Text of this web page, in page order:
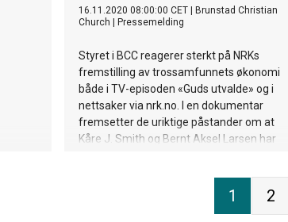
16.11.2020 08:00:00 CET
Brunstad Christian
Church
Pressemelding
Styret i BCC reagerer sterkt på NRKs
fremstilling av trossamfunnets økonomi
både i TV-episoden «Guds utvalde» og i
nettsaker via nrk.no. I en dokumentar
fremsetter de uriktige påstander om at
Kåre J. Smith og Bernt Aksel Larsen har
spekulasjonene om hemmelighold og
økonomisk rot fortsetter. Nå reagerer
1 2